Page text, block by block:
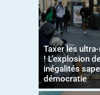
Taxer les
! L’explosion
inégalités
démocratie